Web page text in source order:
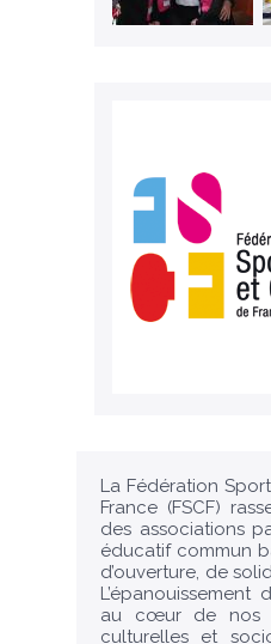
La Fédération
France (FSCF)
des associations
éducatif commun
d’ouverture, de
au cœur de nos
culturelles et